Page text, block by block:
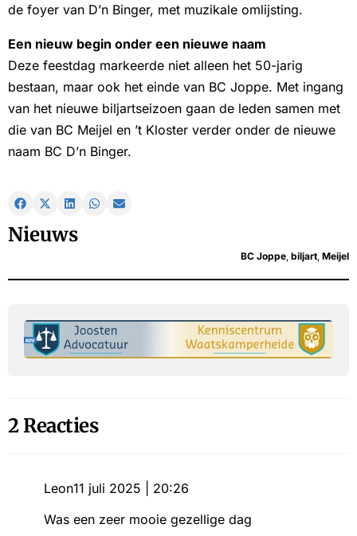
de foyer van D’n Binger, met muzikale omlijsting.
Een nieuw begin onder een nieuwe naam
Deze feestdag markeerde niet alleen het 50-jarig
bestaan, maar ook het einde van BC Joppe. Met ingang
van het nieuwe biljartseizoen gaan de leden samen met
die van BC Meijel en ’t Kloster verder onder de nieuwe
naam BC D’n Binger.
Nieuws
BC Joppe biljart Meijel
2 Reacties
Leon11 juli 2025 | 20:26
Was een zeer mooie gezellige dag